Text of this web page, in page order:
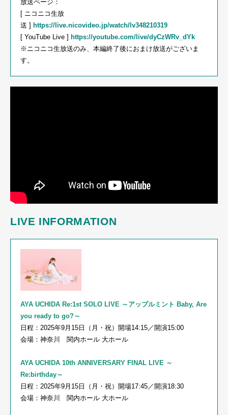
放送ページ：
[ ニコニコ生放
送 ] https://live.nicovideo.jp/watch/lv348210319
[ YouTube Live ] https://youtube.com/live/dyCzWRv_dYk
※ニコニコ生放送のみ、本編終了後におまけ放送がございま
す。
LIVE INFORMATION
AYA UCHIDA Re:1st SOLO LIVE ～アップルミント Baby, Are
you ready to go?～
日程： 2025年9月 15 日（月・祝）開場14:15／開演15:00
会場：神奈川 関内ホール 大ホール
AYA UCHIDA 10th ANNIVERSARY FINAL LIVE ～
Re:birthday～
日程： 2025年9月 15 日（月・祝）開場17:45／開演18:30
会場：神奈川 関内ホール 大ホール